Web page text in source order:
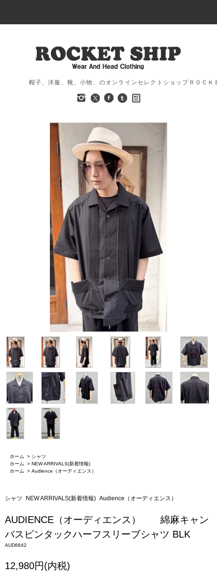
帽子、洋服、靴、小物、のオンラインセレクトショップＲＯＣ
ホーム > シャツ
ホーム
> NEW ARRIVALS(新着情報)
ホーム
> Audience（オーディエンス）
シャツ NEW ARRIVALS(新着情報) Audience（オーディエンス）
AUDIENCE（オーディエンス） 綿麻キャン
バスピンタックハーフスリーブシャツ BLK
AUD6642
12,980円(内税)